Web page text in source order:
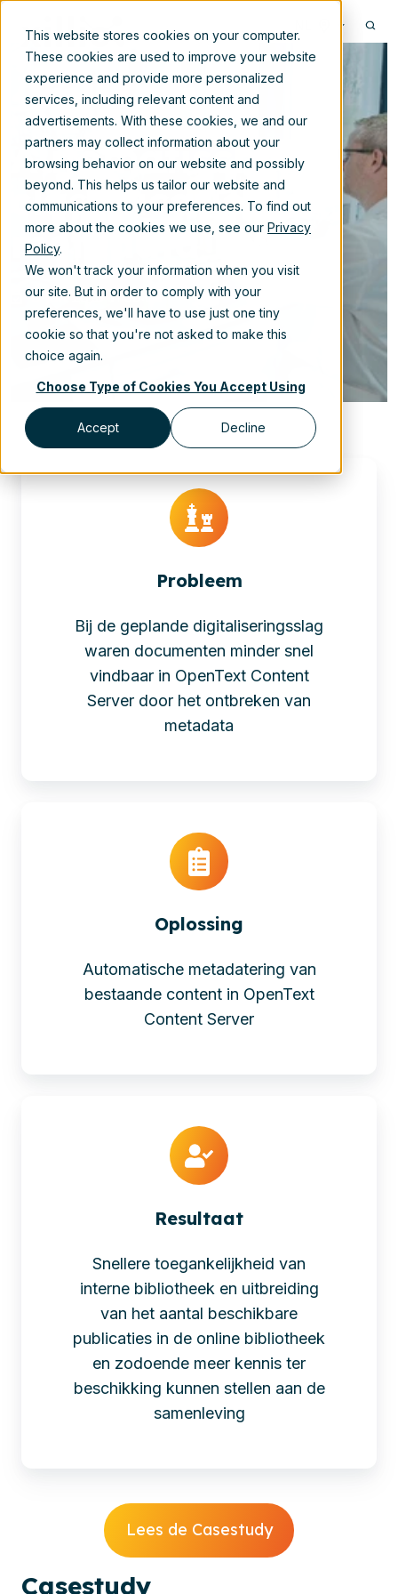
This website stores cookies on your computer.
These cookies are used to improve your website
experience and provide more personalized
services, including relevant content and
advertisements. With these cookies, we and our
partners may collect information about your
browsing behavior on our website and possibly
beyond. This helps us tailor our website and
communications to your preferences. To find out
more about the cookies we use, see our Privacy
Policy.
We won't track your information when you visit
our site. But in order to comply with your
preferences, we'll have to use just one tiny
cookie so that you're not asked to make this
choice again.
Choose Type of Cookies You Accept Using
Accept Decline
Automatische
classificatie en
metadata KWR
6-jun-2019 11:30:00
Probleem
Bij de geplande digitaliseringsslag
waren documenten minder snel
vindbaar in OpenText Content
Server door het ontbreken van
metadata
Oplossing
Automatische metadatering van
bestaande content in OpenText
Content Server
Resultaat
Snellere toegankelijkheid van
interne bibliotheek en uitbreiding
van het aantal beschikbare
publicaties in de online bibliotheek
en zodoende meer kennis ter
beschikking kunnen stellen aan de
samenleving
Lees de Casestudy
Casestudy